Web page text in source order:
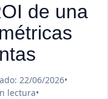
de una
22/06/2026•
lectura•